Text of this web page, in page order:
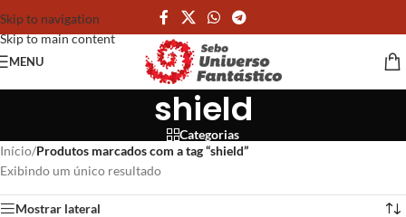
Skip to navigation
Skip to main content
MENU
shield
Categorias
Início/Produtos marcados com a tag “shield”
Exibindo um único resultado
Mostrar lateral